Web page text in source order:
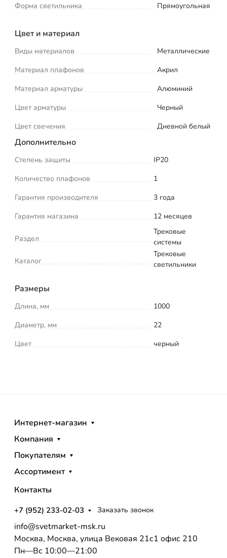
Форма светильника
Прямоугольная
Цвет и материал
Виды материалов
Металлические
Материал плафонов
Акрил
Материал арматуры
Алюминий
Цвет арматуры
Черный
Цвет свечения
Дневной белый
Дополнительно
Степень защиты
IP20
Количество плафонов
1
Гарантия производителя
3 года
Гарантия магазина
12 месяцев
Раздел
Трековые
системы
Каталог
Трековые
светильники
Размеры
Длина, мм
1000
Диаметр, мм
22
Цвет
черный
Интернет-магазин
Компания
Покупателям
Ассортимент
Контакты
+7 (952) 233-02-03 Заказать звонок
info@svetmarket-msk.ru
Москва, Москва, улица Вековая 21с1 офис 210
Пн—Вс 10:00—21:00